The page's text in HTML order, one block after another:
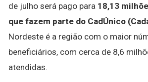
de julho será pago para 18,13
que fazem parte do CadÚnico
Nordeste é a região com o maior
beneficiários, com cerca de 8,6
atendidas.